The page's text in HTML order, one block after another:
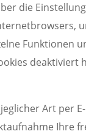
die
Funktionen
deaktiviert
jeglicher Art per
Ihre